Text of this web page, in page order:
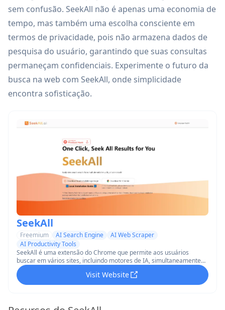
sem confusão. SeekAll não é apenas uma economia de
tempo, mas também uma escolha consciente em
termos de privacidade, pois não armazena dados de
pesquisa do usuário, garantindo que suas consultas
permaneçam confidenciais. Experimente o futuro da
busca na web com SeekAll, onde simplicidade
encontra sofisticação.
SeekAll
Freemium AI Search Engine
AI Web Scraper
AI Productivity Tools
SeekAll é uma extensão do Chrome que permite aos usuários
buscar em vários sites, incluindo motores de IA, simultaneamente
com apenas um clique, exibindo resultados organizados em uma
interface unificada.
Visit Website